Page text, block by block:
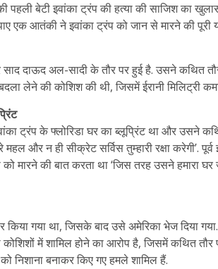
पहली बेटी इवांका ट्रंप की हत्या की साजिश का
पाए एक आतंकी ने इवांका ट्रंप को जान से मारने की पूरी
दाऊद अल-सादी के तौर पर हुई है. उसने कथित
लेने की कोशिश की थी, जिसमें ईरानी मिलिट्री
ट्रंप के फ्लोरिडा घर का ब्लूप्रिंट था और उसने
महल और न ही सीक्रेट सर्विस तुम्हारी रक्षा करेगी’.
को मारने की बात करता था ‘जिस तरह उसने हमारा
किया गया था, जिसके बाद उसे अमेरिका भेज दिया
में शामिल होने का आरोप है, जिसमें कथित तौर
निशाना बनाकर किए गए हमले शामिल हैं.